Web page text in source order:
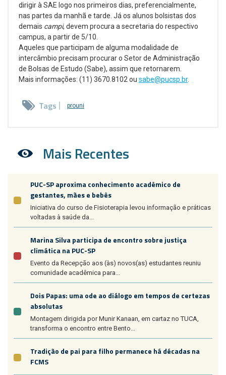
dirigir à SAE logo nos primeiros dias, preferencialmente,
nas partes da manhã e tarde. Já os alunos bolsistas dos
demais campi, devem procura a secretaria do respectivo
campus, a partir de 5/10.
Aqueles que participam de alguma modalidade de
intercâmbio precisam procurar o Setor de Administração
de Bolsas de Estudo (Sabe), assim que retornarem.
Mais informações: (11) 3670.8102 ou sabe@pucsp.br.
Tags prouni
Mais Recentes
PUC-SP aproxima conhecimento acadêmico de
gestantes, mães e bebês
Iniciativa do curso de Fisioterapia levou informação e práticas
voltadas à saúde da...
Marina Silva participa de encontro sobre justiça
climática na PUC-SP
Evento da Recepção aos (às) novos(as) estudantes reuniu
comunidade acadêmica para...
Dois Papas: uma ode ao diálogo em tempos de certezas
absolutas
Montagem dirigida por Munir Kanaan, em cartaz no TUCA,
transforma o encontro entre Bento...
Tradição de pai para filho permanece há décadas na
FCMS